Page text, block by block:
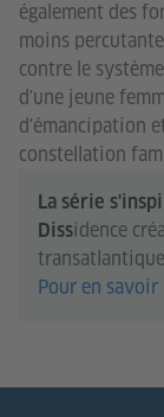
également des
moins
contre le
d'une jeune
d'émancipation
constellation
La série
Dissidence
transatlantique
Pour en savoir